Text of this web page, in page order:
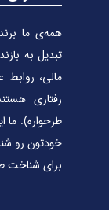
همه‌ی ما
تبدیل به
مالی،
رفتاری
طرحواره). ما
خودتون رو
برای شناخت